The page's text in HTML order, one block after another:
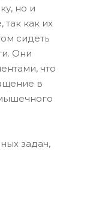
но и
так как их
сидеть
Они
что
в
задач,